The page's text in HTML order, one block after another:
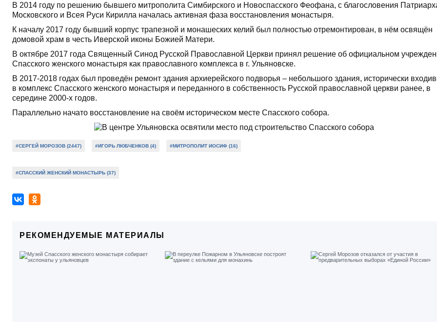
В 2014 году по решению бывшего митрополита Симбирского и Новоспасского Феофана, с благословения
Московского и Всея Руси Кирилла началась активная фаза восстановления монастыря.
К началу 2017 году бывший корпус трапезной и монашеских келий был полностью отремонтирован, в нём освящён
домовой храм в честь Иверской иконы Божией Матери.
В октябре 2017 года Священный Синод Русской Православной Церкви принял решение об официальном
Спасского женского монастыря как православного комплекса в г. Ульяновске.
В 2017-2018 годах был проведён ремонт здания архиерейского подворья – небольшого здания, исторически
в комплекс Спасского женского монастыря и переданного в собственность Русской православной церкви ранее, в
середине 2000-х годов.
Параллельно начато восстановление на своём историческом месте Спасского собора.
#СЕРГЕЙ МОРОЗОВ (2447) #ИГОРЬ ЛЮБЧЕНКОВ (4) #МИТРОПОЛИТ ИОСИФ (16)
#СПАССКИЙ ЖЕНСКИЙ МОНАСТЫРЬ (37)
РЕКОМЕНДУЕМЫЕ МАТЕРИАЛЫ